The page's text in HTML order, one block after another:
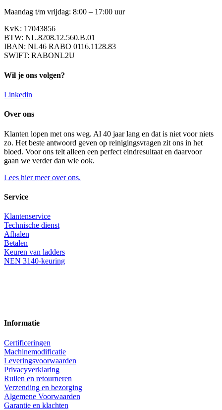
Maandag t/m vrijdag: 8:00 – 17:00 uur
KvK: 17043856
BTW: NL.8208.12.560.B.01
IBAN: NL46 RABO 0116.1128.83
SWIFT: RABONL2U
Wil je ons volgen?
Linkedin
Over ons
Klanten lopen met ons weg. Al 40 jaar lang en dat is niet voor niets
zo. Het beste antwoord geven op reinigingsvragen zit ons in het
bloed. Voor ons telt alleen een perfect eindresultaat en daarvoor
gaan we verder dan wie ook.
Lees hier meer over ons.
Service
Klantenservice
Technische dienst
Afhalen
Betalen
Keuren van ladders
NEN 3140-keuring
Informatie
Certificeringen
Machinemodificatie
Leveringsvoorwaarden
Privacyverklaring
Ruilen en retourneren
Verzending en bezorging
Algemene Voorwaarden
Garantie en klachten